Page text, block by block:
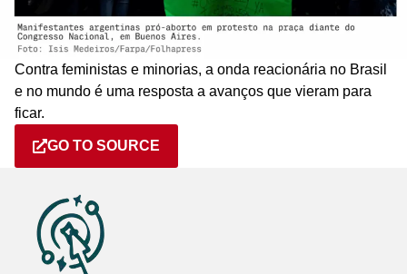
Contra feministas e minorias, a onda reacionária no Brasil
e no mundo é uma resposta a avanços que vieram para
ficar.
GO TO SOURCE